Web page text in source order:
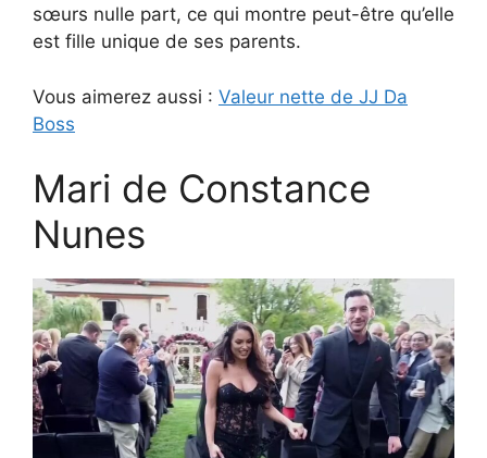
sœurs nulle part, ce qui montre peut-être qu’elle
est fille unique de ses parents.
Vous aimerez aussi : Valeur nette de JJ Da
Boss
Mari de Constance
Nunes